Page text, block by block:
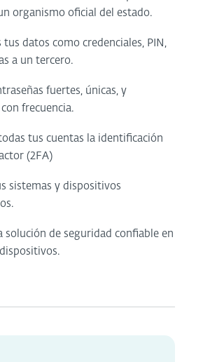
organismo oficial del estado.
tus datos como credenciales, PIN,
a un tercero.
fuertes, únicas, y
frecuencia.
tus cuentas la identificación
(2FA)
sistemas y dispositivos
solución de seguridad confiable en